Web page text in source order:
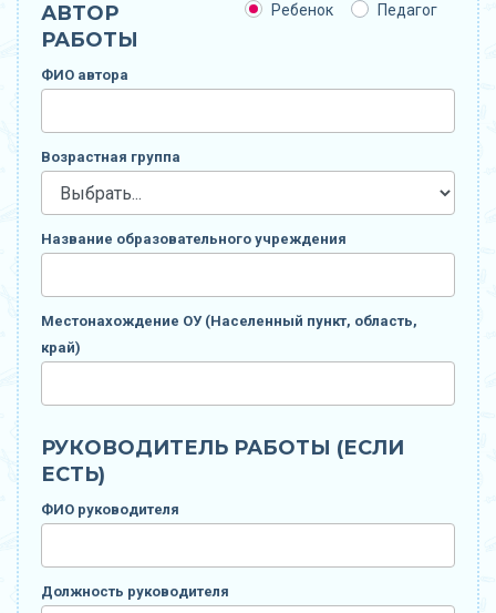
АВТОР
РАБОТЫ
Ребенок Педагог
ФИО автора
Возрастная группа
Название образовательного учреждения
Местонахождение ОУ (Населенный пункт, область,
край)
РУКОВОДИТЕЛЬ РАБОТЫ (ЕСЛИ
ЕСТЬ)
ФИО руководителя
Должность руководителя